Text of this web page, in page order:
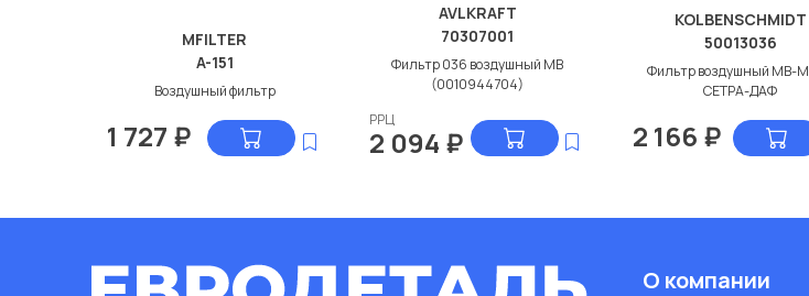
MFILTER
A-151
Воздушный фильтр
1 727 ₽
AVLKRAFT
70307001
Фильтр 036 воздушный МВ
(0010944704)
РРЦ
2 094 ₽
KOLBENSCHMIDT
50013036
Фильтр воздушный МВ-
СЕТРА-ДАФ
2 166 ₽
О компании